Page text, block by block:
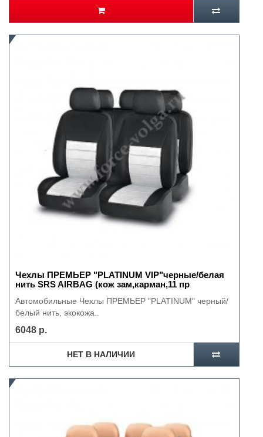
Чехлы ПРЕМЬЕР "PLATINUM VIP"черные/белая
нить SRS AIRBAG (кож зам,карман,11 пр
Автомобильные Чехлы ПРЕМЬЕР "PLATINUM" черный/
белый нить, экокожа..
6048 р.
НЕТ В НАЛИЧИИ